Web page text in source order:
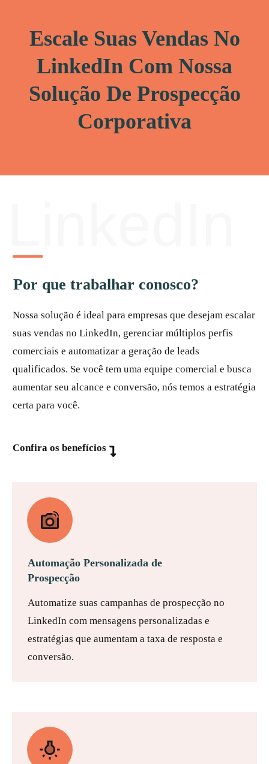
Escale Suas Vendas No
LinkedIn Com Nossa
Solução De Prospecção
Corporativa
Por que trabalhar conosco?
Nossa solução é ideal para empresas que desejam escalar
suas vendas no LinkedIn, gerenciar múltiplos perfis
comerciais e automatizar a geração de leads
qualificados. Se você tem uma equipe comercial e busca
aumentar seu alcance e conversão, nós temos a estratégia
certa para você.
Confira os benefícios
Automação Personalizada de
Prospecção
Automatize suas campanhas de prospecção no
LinkedIn com mensagens personalizadas e
estratégias que aumentam a taxa de resposta e
conversão.